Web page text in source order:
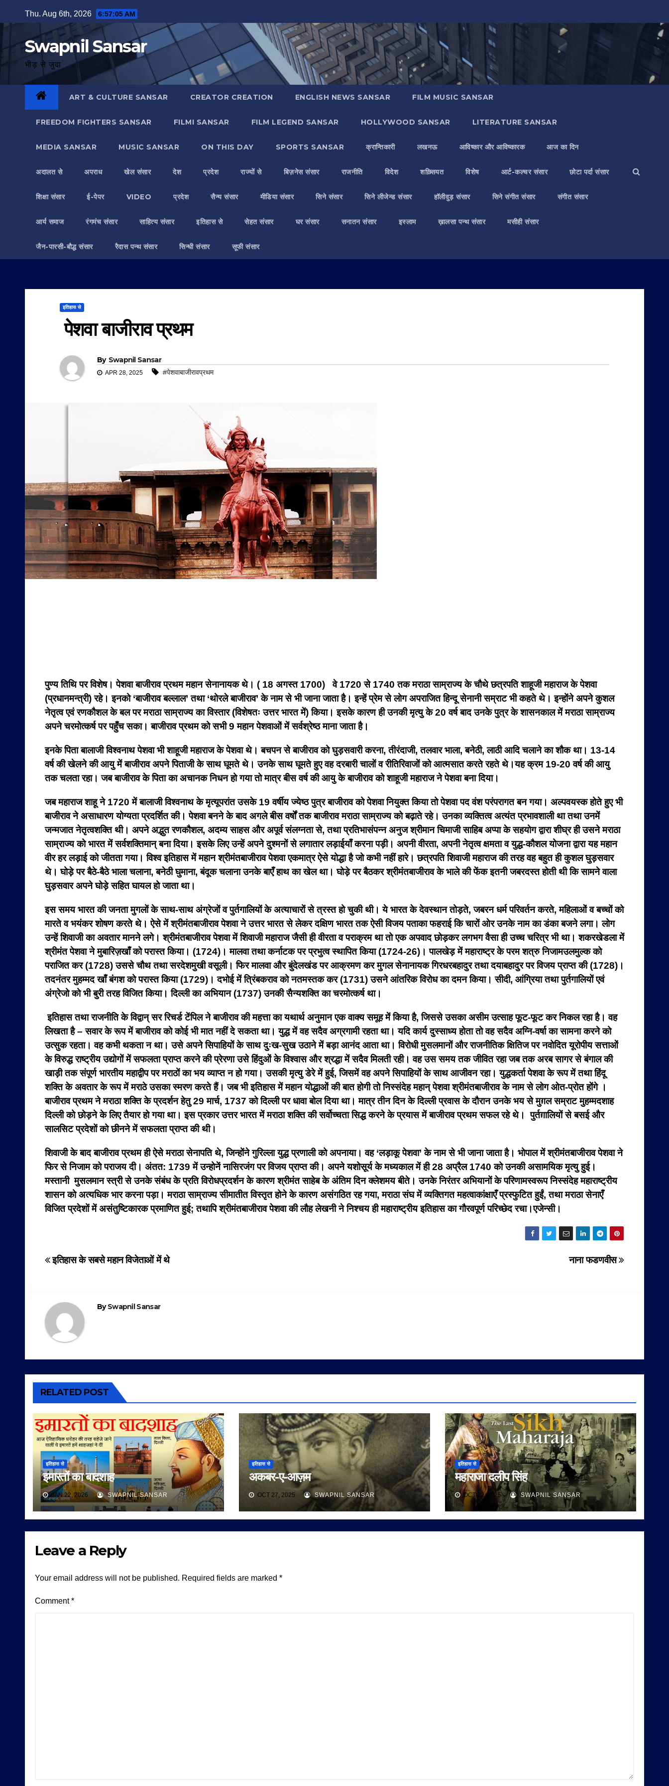
to
Thu. Aug 6th, 2026 6:57:07 AM
Swapnil Sansar
भीड़ से जुदा
ART & CULTURE SANSAR CREATOR CREATION ENGLISH NEWS SANSAR FILM MUSIC SANSAR
FREEDOM FIGHTERS SANSAR FILMI SANSAR FILM LEGEND SANSAR HOLLYWOOD SANSAR LITERATURE SANSAR
MEDIA SANSAR MUSIC SANSAR ON THIS DAY SPORTS SANSAR क्रान्तिकारी लखनऊ आविष्कार और आविष्कारक आज का दिन
अदालत से अपराध खेल संसार देश प्रदेश राज्यों से बिज़नेस संसार राजनीति विदेश शख़्सियत विशेष आर्ट-कल्चर संसार छोटा पर्दा संसार
शिक्षा संसार ई-पेपर VIDEO प्रदेश सैन्य संसार मीडिया संसार सिने संसार सिने लीजेन्ड संसार हॉलीवुड़ संसार सिने संगीत संसार संगीत संसार
आर्य समाज रंगमंच संसार साहित्य संसार इतिहास से सेहत संसार घर संसार सनातन संसार इस्लाम ख़ालसा पन्थ संसार मसीही संसार
जैन-पारसी-बौद्ध संसार रैदास पन्थ संसार सिन्धी संसार सूफी संसार
इतिहास से
पेशवा बाजीराव प्रथम
By Swapnil Sansar
APR 28, 2025 #पेशवाबाजीरावप्रथम
पुण्य तिथि पर विशेष। पेशवा बाजीराव प्रथम महान सेनानायक थे। ( 18 अगस्त 1700)वे 1720 से 1740 तक मराठा साम्राज्य के चौथे छत्रपति शाहूजी महाराज के पेशवा
(प्रधानमन्त्री) रहे। इनको ‘बाजीराव बल्लाल’ तथा ‘थोरले बाजीराव’ के नाम से भी जाना जाता है। इन्हें प्रेम से लोग अपराजित हिन्दू सेनानी सम्राट भी कहते थे। इन्होंने अपने कुशल
नेतृत्व एवं रणकौशल के बल पर मराठा साम्राज्य का विस्तार (विशेषतः उत्तर भारत में) किया। इसके कारण ही उनकी मृत्यु के 20 वर्ष बाद उनके पुत्र के शासनकाल में मराठा साम्राज्य
अपने चरमोत्कर्ष पर पहुँच सका। बाजीराव प्रथम को सभी 9 महान पेशवाओं में सर्वश्रेष्ठ माना जाता है।
इनके पिता बालाजी विश्वनाथ पेशवा भी शाहूजी महाराज के पेशवा थे। बचपन से बाजीराव को घुड़सवारी करना, तीरंदाजी, तलवार भाला, बनेठी, लाठी आदि चलाने का शौक था। 13-14
वर्ष की खेलने की आयु में बाजीराव अपने पिताजी के साथ घूमते थे। उनके साथ घूमते हुए वह दरबारी चालों व रीतिरिवाजों को आत्मसात करते रहते थे।यह क्रम 19-20 वर्ष की आयु
तक चलता रहा। जब बाजीराव के पिता का अचानक निधन हो गया तो मात्र बीस वर्ष की आयु के बाजीराव को शाहूजी महाराज ने पेशवा बना दिया।
जब महाराज शाहू ने 1720 में बालाजी विश्वनाथ के मृत्यूपरांत उसके 19 वर्षीय ज्येष्ठ पुत्र बाजीराव को पेशवा नियुक्त किया तो पेशवा पद वंश परंपरागत बन गया। अल्पवयस्क होते हुए भी
बाजीराव ने असाधारण योग्यता प्रदर्शित की। पेशवा बनने के बाद अगले बीस वर्षों तक बाजीराव मराठा साम्राज्य को बढ़ाते रहे। उनका व्यक्तित्व अत्यंत प्रभावशाली था तथा उनमें
जन्मजात नेतृत्वशक्ति थी। अपने अद्भुत रणकौशल, अदम्य साहस और अपूर्व संलग्नता से, तथा प्रतिभासंपन्न अनुज श्रीमान चिमाजी साहिब अप्पा के सहयोग द्वारा शीघ्र ही उसने मराठा
साम्राज्य को भारत में सर्वशक्तिमान् बना दिया। इसके लिए उन्हें अपने दुश्मनों से लगातार लड़ाईयाँ करना पड़ी। अपनी वीरता, अपनी नेतृत्व क्षमता व युद्ध-कौशल योजना द्वारा यह महान
वीर हर लड़ाई को जीतता गया। विश्व इतिहास में महान श्रीमंतबाजीराव पेशवा एकमात्र ऐसे योद्धा है जो कभी नहीं हारे। छत्रपति शिवाजी महाराज की तरह वह बहुत ही कुशल घुड़सवार
थे। घोड़े पर बैठे-बैठे भाला चलाना, बनेठी घुमाना, बंदूक चलाना उनके बाएँ हाथ का खेल था। घोड़े पर बैठकर श्रीमंतबाजीराव के भाले की फेंक इतनी जबरदस्त होती थी कि सामने वाला
घुड़सवार अपने घोड़े सहित घायल हो जाता था।
इस समय भारत की जनता मुगलों के साथ-साथ अंग्रेजों व पुर्तगालियों के अत्याचारों से त्रस्त हो चुकी थी। ये भारत के देवस्थान तोड़ते, जबरन धर्म परिवर्तन करते, महिलाओं व बच्चों को
मारते व भयंकर शोषण करते थे। ऐसे में श्रीमंतबाजीराव पेशवा ने उत्तर भारत से लेकर दक्षिण भारत तक ऐसी विजय पताका फहराई कि चारों ओर उनके नाम का डंका बजने लगा। लोग
उन्हें शिवाजी का अवतार मानने लगे। श्रीमंतबाजीराव पेशवा में शिवाजी महाराज जैसी ही वीरता व पराक्रम था तो एक अपवाद छोड़कर लगभग वैसा ही उच्च चरित्र भी था।शकरखेडला में
श्रीमंत पेशवा ने मुबारिज़खाँ को परास्त किया। (1724)। मालवा तथा कर्नाटक पर प्रभुत्व स्थापित किया (1724-26)। पालखेड़ में महाराष्ट्र के परम शत्रु निजामउलमुल्क को
पराजित कर (1728) उससे चौथ तथा सरदेशमुखी वसूली। फिर मालवा और बुंदेलखंड पर आक्रमण कर मुगल सेनानायक गिरधरबहादुर तथा दयाबहादुर पर विजय प्राप्त की (1728)।
तदनंतर मुहम्मद खाँ बंगश को परास्त किया (1729)। दभोई में त्रिंबकराव को नतमस्तक कर (1731) उसने आंतरिक विरोध का दमन किया। सीदी, आंग्रिया तथा पुर्तगालियों एवं
अंग्रेजो को भी बुरी तरह विजित किया। दिल्ली का अभियान (1737) उनकी सैन्यशक्ति का चरमोत्कर्ष था।
इतिहास तथा राजनीति के विद्वान् सर रिचर्ड टेंपिल ने बाजीराव की महत्ता का यथार्थ अनुमान एक वाक्य समूह में किया है, जिससे उसका असीम उत्साह फूट-फूट कर निकल रहा है। वह
लिखता है – सवार के रूप में बाजीराव को कोई भी मात नहीं दे सकता था। युद्ध में वह सदैव अग्रगामी रहता था। यदि कार्य दुस्साध्य होता तो वह सदैव अग्नि-वर्षा का सामना करने को
उत्सुक रहता। वह कभी थकता न था। उसे अपने सिपाहियों के साथ दुःख-सुख उठाने में बड़ा आनंद आता था। विरोधी मुसलमानों और राजनीतिक क्षितिज पर नवोदित यूरोपीय सत्ताओं
के विरुद्ध राष्ट्रीय उद्योगों में सफलता प्राप्त करने की प्रेरणा उसे हिंदुओं के विश्वास और श्रद्धा में सदैव मिलती रही। वह उस समय तक जीवित रहा जब तक अरब सागर से बंगाल की
खाड़ी तक संपूर्ण भारतीय महाद्वीप पर मराठों का भय व्याप्त न हो गया। उसकी मृत्यु डेरे में हुई, जिसमें वह अपने सिपाहियों के साथ आजीवन रहा। युद्धकर्ता पेशवा के रूप में तथा हिंदू
शक्ति के अवतार के रूप में मराठे उसका स्मरण करते हैं। जब भी इतिहास में महान योद्धाओं की बात होगी तो निस्संदेह महान् पेशवा श्रीमंतबाजीराव के नाम से लोग ओत-प्रोत होंगे ।
बाजीराव प्रथम ने मराठा शक्ति के प्रदर्शन हेतु 29 मार्च, 1737 को दिल्ली पर धावा बोल दिया था। मात्र तीन दिन के दिल्ली प्रवास के दौरान उनके भय से मुग़ल सम्राट मुहम्मदशाह
दिल्ली को छोड़ने के लिए तैयार हो गया था। इस प्रकार उत्तर भारत में मराठा शक्ति की सर्वोच्चता सिद्ध करने के प्रयास में बाजीराव प्रथम सफल रहे थे। पुर्तग़ालियों से बसई और
सालसिट प्रदेशों को छीनने में सफलता प्राप्त की थी।
शिवाजी के बाद बाजीराव प्रथम ही ऐसे मराठा सेनापति थे, जिन्होंने गुरिल्ला युद्ध प्रणाली को अपनाया। वह ‘लड़ाकू पेशवा’ के नाम से भी जाना जाता है। भोपाल में श्रीमंतबाजीराव पेशवा ने
फिर से निजाम को पराजय दी। अंतत: 1739 में उन्होनें नासिरजंग पर विजय प्राप्त की। अपने यशोसूर्य के मध्यकाल में ही 28 अप्रैल 1740 को उनकी असामयिक मृत्यु हुई।
मस्तानी मुसलमान स्त्री से उनके संबंध के प्रति विरोधप्रदर्शन के कारण श्रीमंत साहेब के अंतिम दिन क्लेशमय बीते। उनके निरंतर अभियानों के परिणामस्वरूप निस्संदेह महाराष्ट्रीय
शासन को अत्यधिक भार करना पड़ा। मराठा साम्राज्य सीमातीत विस्तृत होने के कारण असंगठित रह गया, मराठा संघ में व्यक्तिगत महत्वाकांक्षाएँ प्रस्फुटित हुईं, तथा मराठा सेनाएँ
विजित प्रदेशों में असंतुष्टिकारक प्रमाणित हुई; तथापि श्रीमंतबाजीराव पेशवा की लौह लेखनी ने निश्चय ही महाराष्ट्रीय इतिहास का गौरवपूर्ण परिच्छेद रचा।एजेन्सी।
Post
नाना फडणवीस
इतिहास के सबसे महान विजेताओं में थे
BySwapnil Sansar
RELATED POST
इतिहास से
इमारतों का बादशाह
JAN 22, 2026 SWAPNIL SANSAR
इतिहास से
अकबर-ए-आज़म
OCT 27, 2025 SWAPNIL SANSAR
इतिहास से
महाराजा दलीप सिंह
OCT 22, 2025 SWAPNIL SANSAR
Leave a Reply
Your email address will not be published. Required fields are marked *
Comment*